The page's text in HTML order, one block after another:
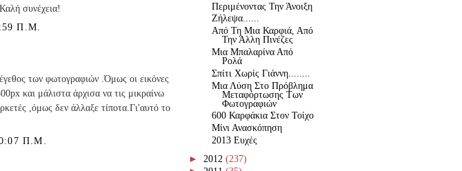
συνέχεια!
Π.Μ.
των φωτογραφιών .Όμως οι εικόνες
και μάλιστα άρχισα να τις μικραίνω
,όμως δεν άλλαξε τίποτα.Γι'αυτό το
Π.Μ.
Περιμένοντας Την Άνοιξη
Ζήλεψα......
Από Τη Μια Καρφιά, Από
Την Άλλη Πινέζες
Μια Μπαλαρίνα Από
Ρολά
Σπίτι Χωρίς Γιάννη........
Μια Λύση Στο Πρόβλημα
Μεταφόρτωσης Των
Φωτογραφιών
600 Καρφάκια Στον Τοίχο
Μίνι Ανασκόπηση
2013 Ευχές
► 2012 (237)